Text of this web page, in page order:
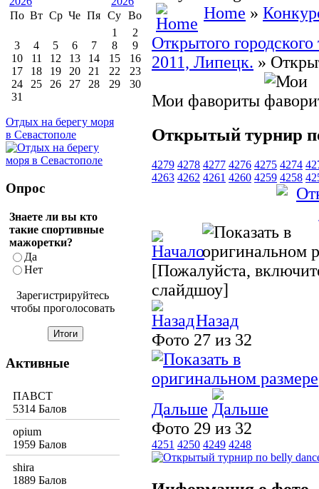
Home »
Открытого
2011, Липецк. »
Мои фавориты
Открытый турнир
4279 4278 4277 4276 4275 4274
4263 4262 4261 4260 4259 4258
[Пожалуйста,
слайдшоу]
Назад
Фото 27 из 32
Дальше
Фото 29 из 32
4251 4250 4249 4248
По Вт Ср Че Пя Су Во
1
2
3
4 5 6 7 8
9
10
11 12 13 14 15
16
17
18 19 20 21 22
23
24
25 26 27 28 29
30
31
Отдых на берегу моря
в Севастополе
Опрос
Знаете ли вы кто
такие спортивные
мажоретки?
Да
Нет
Зарегистрируйтесь
чтобы проголосовать
Активные
ПАВСТ
5314 Балов
opium
1959 Балов
shira
1889 Балов